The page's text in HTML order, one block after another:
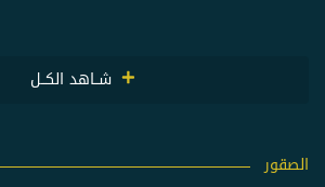
شــاهد الكــل
الصقور